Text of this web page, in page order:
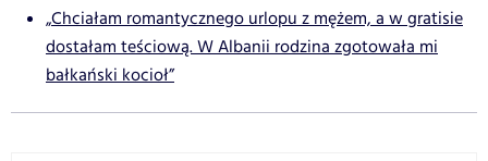
„Chciałam romantycznego urlopu z mężem, a w gratisie
dostałam teściową. W Albanii rodzina zgotowała mi
bałkański kocioł”